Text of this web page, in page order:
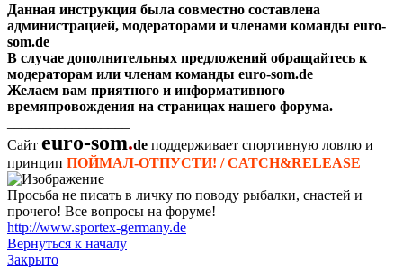
Данная инструкция была совместно составлена
администрацией, модераторами и членами команды euro-
som.de
В случае дополнительных предложений обращайтесь к
модераторам или членам команды euro-som.de
Желаем вам приятного и информативного
времяпровождения на страницах нашего форума.
Сайт euro-som.de поддерживает спортивную ловлю и
принцип ПОЙМАЛ-ОТПУСТИ! / CATCH&RELEASE
Просьба не писать в личку по поводу рыбалки, снастей и
прочего! Все вопросы на форуме!
http://www.sportex-germany.de
Вернуться к началу
Закрыто